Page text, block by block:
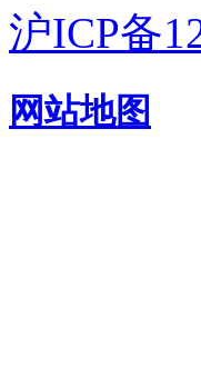
沪ICP备
网站地图